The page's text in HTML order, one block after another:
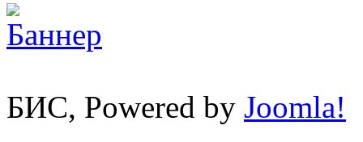
БИС, Powered by Joomla!